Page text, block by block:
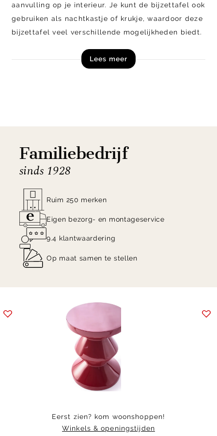
aanvulling op je interieur. Je kunt de bijzettafel ook
gebruiken als nachtkastje of krukje, waardoor deze
bijzettafel veel verschillende mogelijkheden biedt.
omdat de bijzettafel van kunststof gemaakt is.
Lees meer
Familiebedrijf
sinds 1928
Ruim 250 merken
Eigen bezorg- en montageservice
9.4 klantwaardering
Op maat samen te stellen
Item
Eerst zien? kom woonshoppen!
Winkels & openingstijden